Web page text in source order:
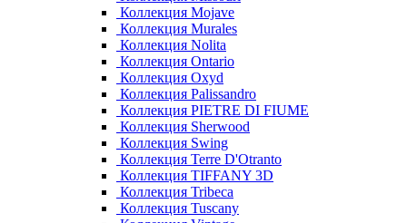
Коллекция Mojave
Коллекция Murales
Коллекция Nolita
Коллекция Ontario
Коллекция Oxyd
Коллекция Palissandro
Коллекция PIETRE DI FIUME
Коллекция Sherwood
Коллекция Swing
Коллекция Terre D'Otranto
Коллекция TIFFANY 3D
Коллекция Tribeca
Коллекция Tuscany